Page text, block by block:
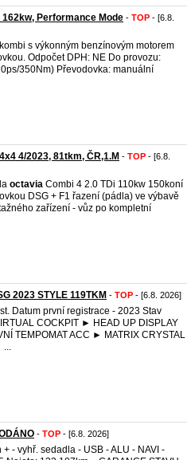
162kw, Performance Mode - TOP - [6.8.
s výkonným benzínovým motorem
Odpočet DPH: NE Do provozu:
350Nm) Převodovka: manuální
4/2023, 81tkm, ČR,1.M - TOP - [6.8.
octavia Combi 4 2.0 TDi 110kw 150koní
DSG + F1 řazení (pádla) ve výbavě
zařízení - vůz po kompletní
2023 STYLE 119TKM - TOP - [6.8. 2026]
Datum první registrace - 2023 Stav
COCKPIT ► HEAD UP DISPLAY
TEMPOMAT ACC ► MATRIX CRYSTAL
...
- TOP - [6.8. 2026]
+ - vyhř. sedadla - USB - ALU - NAVI -